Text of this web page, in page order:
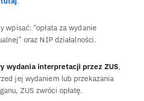
wpisać: “opłata za wydanie
oraz NIP działalności.
wydania interpretacji przez ZUS,
jej wydaniem lub przekazania
ZUS zwróci opłatę.